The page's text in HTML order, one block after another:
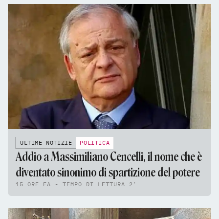
ULTIME NOTIZIE POLITICA
Addio a Massimiliano Cencelli, il nome che è
diventato sinonimo di spartizione del potere
15 ORE FA - TEMPO DI LETTURA 2'